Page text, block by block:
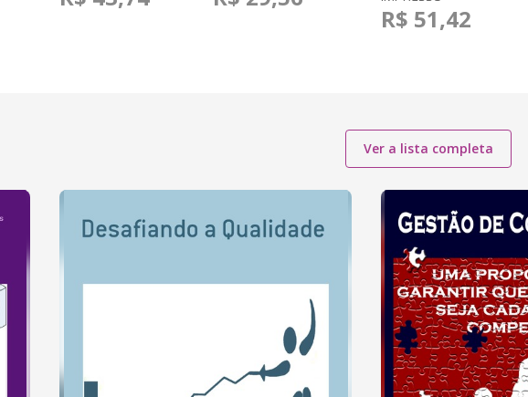
R$ 51,42
Ver a lista completa